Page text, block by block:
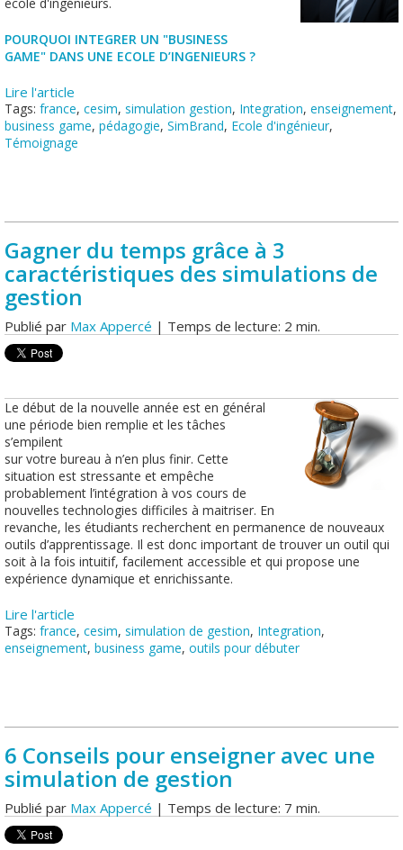
POURQUOI INTEGRER UN "BUSINESS
GAME" DANS UNE ECOLE D’INGENIEURS ?
Lire l'article
Tags: france, cesim, simulation gestion, Integration, enseignement,
business game, pédagogie, SimBrand, Ecole d'ingénieur,
Témoignage
Gagner du temps grâce à 3
caractéristiques des simulations de
gestion
Publié par Max Appercé | Temps de lecture: 2 min.
Le début de la nouvelle année est en général
une période bien remplie et les tâches
s’empilent
sur votre bureau à n’en plus finir. Cette
situation est stressante et empêche
probablement l’intégration à vos cours de
nouvelles technologies difficiles à maitriser. En
revanche, les étudiants recherchent en permanence de nouveaux
outils d’apprentissage. Il est donc important de trouver un outil qui
soit à la fois intuitif, facilement accessible et qui propose une
expérience dynamique et enrichissante.
Lire l'article
Tags: france, cesim, simulation de gestion, Integration,
enseignement, business game, outils pour débuter
6 Conseils pour enseigner avec une
simulation de gestion
Publié par Max Appercé | Temps de lecture: 7 min.